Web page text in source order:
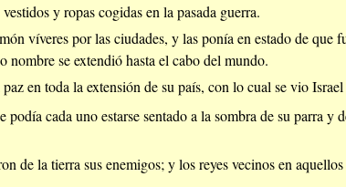
y ropas cogidas en la pasada guerra.
víveres por las ciudades, y las ponía en estado de que
nombre se extendió hasta el cabo del mundo.
en toda la extensión de su país, con lo cual se vio
podía cada uno estarse sentado a la sombra de su parra
de la tierra sus enemigos; y los reyes vecinos en